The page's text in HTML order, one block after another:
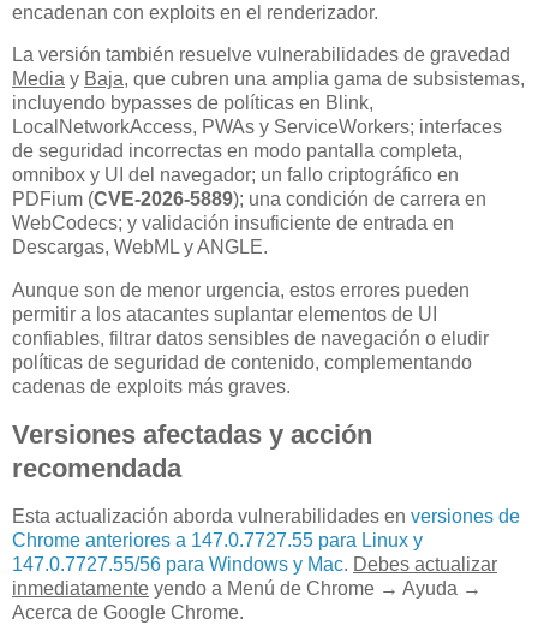
encadenan con exploits en el renderizador.
La versión también resuelve vulnerabilidades de gravedad
Media y Baja, que cubren una amplia gama de subsistemas,
incluyendo bypasses de políticas en Blink,
LocalNetworkAccess, PWAs y ServiceWorkers; interfaces
de seguridad incorrectas en modo pantalla completa,
omnibox y UI del navegador; un fallo criptográfico en
PDFium (CVE-2026-5889); una condición de carrera en
WebCodecs; y validación insuficiente de entrada en
Descargas, WebML y ANGLE.
Aunque son de menor urgencia, estos errores pueden
permitir a los atacantes suplantar elementos de UI
confiables, filtrar datos sensibles de navegación o eludir
políticas de seguridad de contenido, complementando
cadenas de exploits más graves.
Versiones afectadas y acción
recomendada
Esta actualización aborda vulnerabilidades en versiones de
Chrome anteriores a 147.0.7727.55 para Linux y
147.0.7727.55/56 para Windows y Mac. Debes actualizar
inmediatamente yendo a Menú de Chrome → Ayuda →
Acerca de Google Chrome.